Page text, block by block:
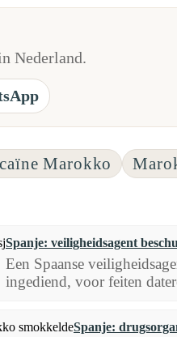
Nederland.
Marokko
Spanje: veiligheidsagent
Een Spaanse
ingediend, voor feiten
Spanje: